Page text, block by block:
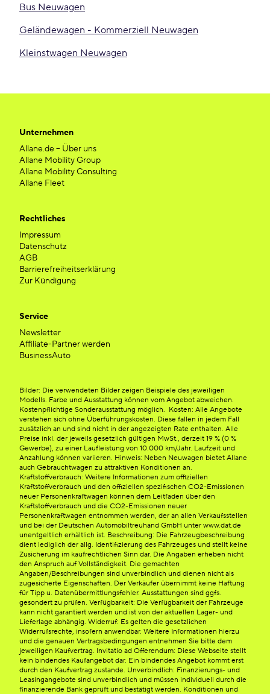
Bus Neuwagen
Geländewagen - Kommerziell Neuwagen
Kleinstwagen Neuwagen
Unternehmen
Allane.de – Über uns
Allane Mobility Group
Allane Mobility Consulting
Allane Fleet
Rechtliches
Impressum
Datenschutz
AGB
Barrierefreiheitserklärung
Zur Kündigung
Service
Newsletter
Affiliate-Partner werden
BusinessAuto
Bilder: Die verwendeten Bilder zeigen Beispiele des jeweiligen
Modells. Farbe und Ausstattung können vom Angebot abweichen.
Kostenpflichtige Sonderausstattung möglich. Kosten: Alle Angebote
verstehen sich ohne Überführungskosten. Diese fallen in jedem Fall
zusätzlich an und sind nicht in der angezeigten Rate enthalten. Alle
Preise inkl. der jeweils gesetzlich gültigen MwSt., derzeit 19 % (0 %
Gewerbe), zu einer Laufleistung von 10.000 km/Jahr. Laufzeit und
Anzahlung können variieren. Hinweis: Neben Neuwagen bietet Allane
auch Gebrauchtwagen zu attraktiven Konditionen an.
Kraftstoffverbrauch: Weitere Informationen zum offiziellen
Kraftstoffverbrauch und den offiziellen spezifischen CO2-Emissionen
neuer Personenkraftwagen können dem Leitfaden über den
Kraftstoffverbrauch und die CO2-Emissionen neuer
Personenkraftwagen entnommen werden, der an allen Verkaufsstellen
und bei der Deutschen Automobiltreuhand GmbH unter www.dat.de
unentgeltlich erhältlich ist. Beschreibung: Die Fahrzeugbeschreibung
dient lediglich der allg. Identifizierung des Fahrzeuges und stellt keine
Zusicherung im kaufrechtlichen Sinn dar. Die Angaben erheben nicht
den Anspruch auf Vollständigkeit. Die gemachten
Angaben/Beschreibungen sind unverbindlich und dienen nicht als
zugesicherte Eigenschaften. Der Verkäufer übernimmt keine Haftung
für Tipp u. Datenübermittlungsfehler. Ausstattungen sind ggfs.
gesondert zu prüfen. Verfügbarkeit: Die Verfügbarkeit der Fahrzeuge
kann nicht garantiert werden und ist von der aktuellen Lager- und
Lieferlage abhängig. Widerruf: Es gelten die gesetzlichen
Widerrufsrechte, insofern anwendbar. Weitere Informationen hierzu
und die genauen Vertragsbedingungen entnehmen Sie bitte dem
jeweiligen Kaufvertrag. Invitatio ad Offerendum: Diese Webseite stellt
kein bindendes Kaufangebot dar. Ein bindendes Angebot kommt erst
durch den Kaufvertrag zustande. Unverbindlich: Finanzierungs- und
Leasingangebote sind unverbindlich und müssen individuell durch die
finanzierende Bank geprüft und bestätigt werden. Konditionen und